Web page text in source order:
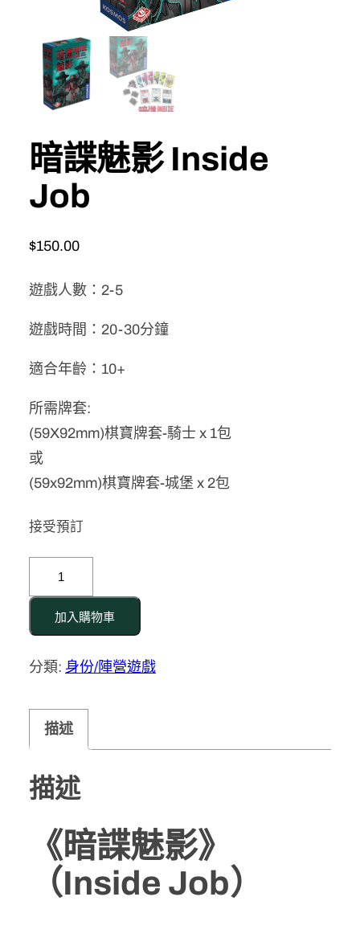
暗諜魅影 Inside
Job
$150.00
遊戲人數：2-5
遊戲時間：20-30分鐘
適合年齡：10+
所需牌套:
(59X92mm)棋寶牌套-騎士 x 1包
或
(59x92mm)棋寶牌套-城堡 x 2包
接受預訂
諜
Inside
量
加入購物車
分類: 身份/陣營遊戲
描述
描述
《暗諜魅影》
（Inside Job）